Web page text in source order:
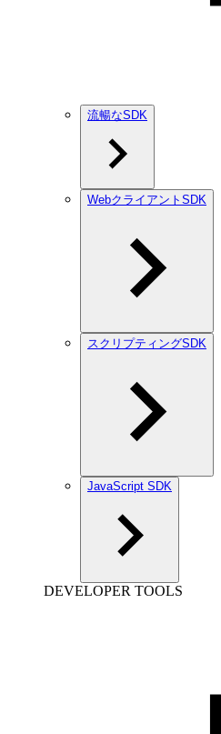
流暢なSDK
WebクライアントSDK
スクリプティングSDK
JavaScript SDK
DEVELOPER TOOLS